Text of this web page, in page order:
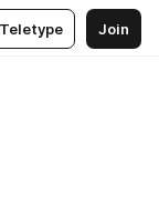
Join